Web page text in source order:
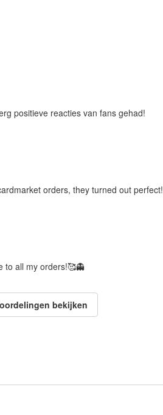
positieve reacties van fans gehad!
orders, they turned out perfect!
to all my orders!🥰👻
bekijken